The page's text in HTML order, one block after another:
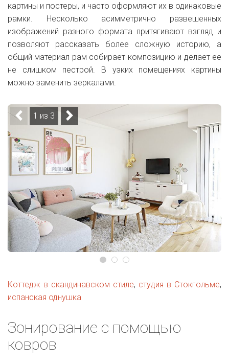
картины и постеры, и часто оформляют их в одинаковые
рамки. Несколько асимметрично развешенных
изображений разного формата притягивают взгляд и
позволяют рассказать более сложную историю, а
общий материал рам собирает композицию и делает ее
не слишком пестрой. В узких помещениях картины
можно заменить зеркалами.
1 из 3
Коттедж в скандинавском стиле, студия в Стокгольме,
испанская однушка
Зонирование с помощью
ковров